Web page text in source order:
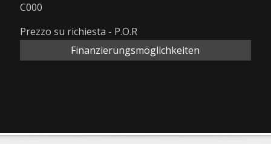
C000
Prezzo su richiesta - P.O.R
Finanzierungsmöglichkeiten